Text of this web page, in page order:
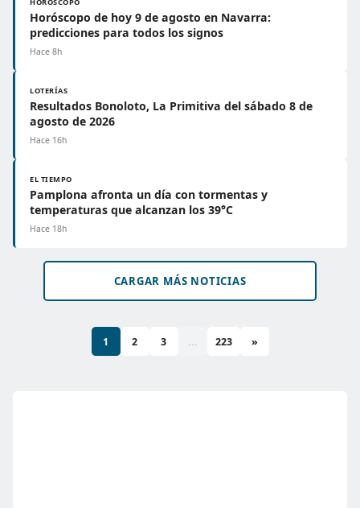
Horóscopo de hoy 9 de agosto en Navarra:
predicciones para todos los signos
Hace 8h
LOTERÍAS
Resultados Bonoloto, La Primitiva del sábado 8 de
agosto de 2026
Hace 16h
EL TIEMPO
Pamplona afronta un día con tormentas y
temperaturas que alcanzan los 39°C
Hace 18h
CARGAR MÁS NOTICIAS
1 2 3 ... 223 »